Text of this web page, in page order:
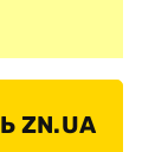
ZN.UA